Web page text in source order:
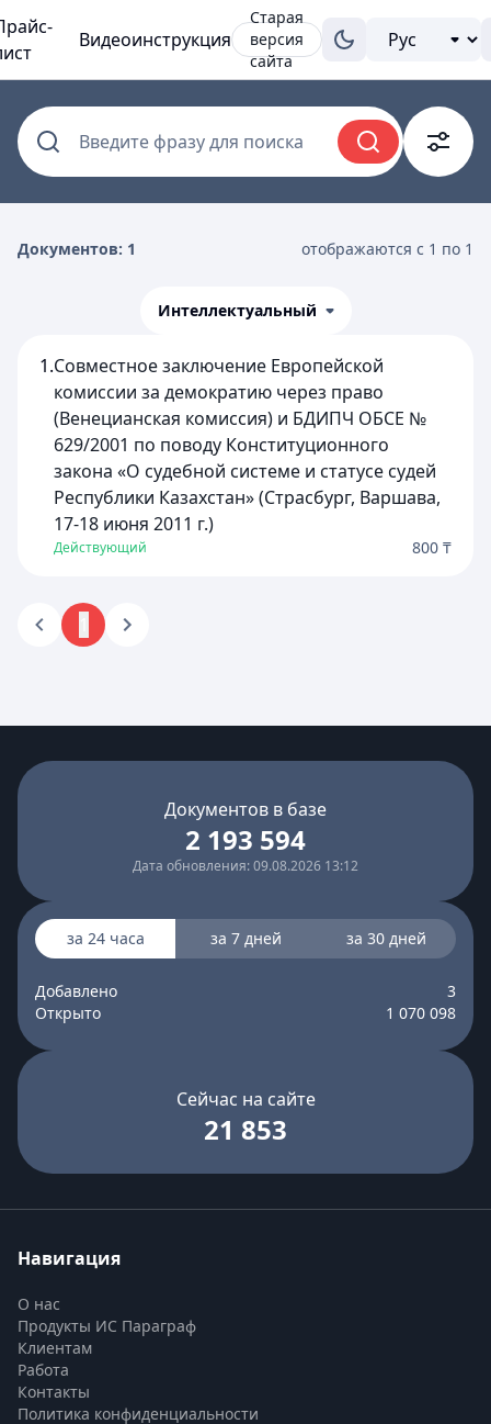
Видеоинструкция
Старая
версия
сайта
Введите фразу для поиска
Документов: 1 отображаются с 1 по 1
Интеллектуальный
1.Совместное заключение Европейской
комиссии за демократию через право
(Венецианская комиссия) и БДИПЧ ОБСЕ №
629/2001 по поводу Конституционного
закона «О судебной системе и статусе судей
Республики Казахстан» (Страсбург, Варшава,
17-18 июня 2011 г.)
Действующий 800 ₸
Документов в базе
2 193 594
Дата обновления: 09.08.2026 13:12
за 24 часа за 7 дней за 30 дней
Добавлено
3
Открыто
1 070 098
Сейчас на сайте
21 853
Навигация
О нас
Продукты ИС Параграф
Клиентам
Работа
Контакты
Политика конфиденциальности